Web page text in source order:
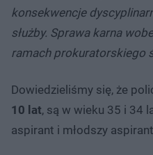
konsekwencje
służby. Sprawa karna
ramach prokuratorskiego
Dowiedzieliśmy się, że
10 lat, są w wieku 35 i 34
aspirant i młodszy